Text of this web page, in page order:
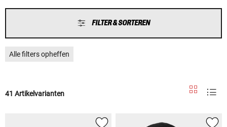
FILTER & SORTEREN
Alle filters opheffen
41 Artikelvarianten